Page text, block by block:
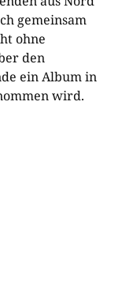
gemeinsam
ohne
den
ein Album in
wird.